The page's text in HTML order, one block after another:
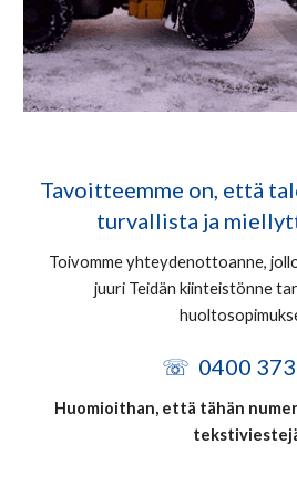
Tavoitteemme on, että
turvallista ja
Toivomme yhteydenottoanne,
juuri Teidän kiinteistönne
☏ 0400
Huomioithan, että tähän